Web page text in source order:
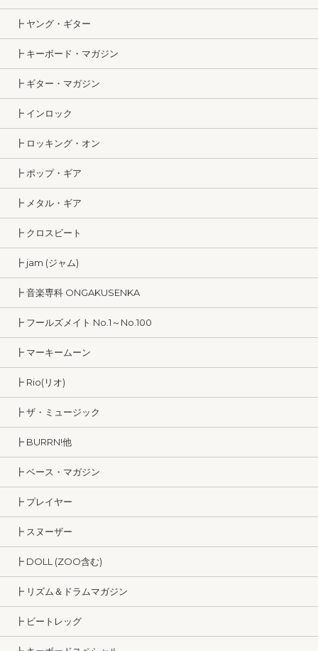
┣ ヤング・ギター
┣ キーボード・マガジン
┣ ギター・マガジン
┣ インロック
┣ ロッキング・オン
┣ ポップ・ギア
┣ メタル・ギア
┣ クロスビート
┣ jam (ジャム)
┣ 音楽専科 ONGAKUSENKA
┣ フールズメイト No.1～No.100
┣ マーキームーン
┣ Rio(リオ)
┣ ザ・ミュージック
┣ BURRN!他
┣ ベース・マガジン
┣ プレイヤー
┣ スヌーザー
┣ DOLL (ZOO含む)
┣ リズム＆ドラムマガジン
┣ ビートレッグ